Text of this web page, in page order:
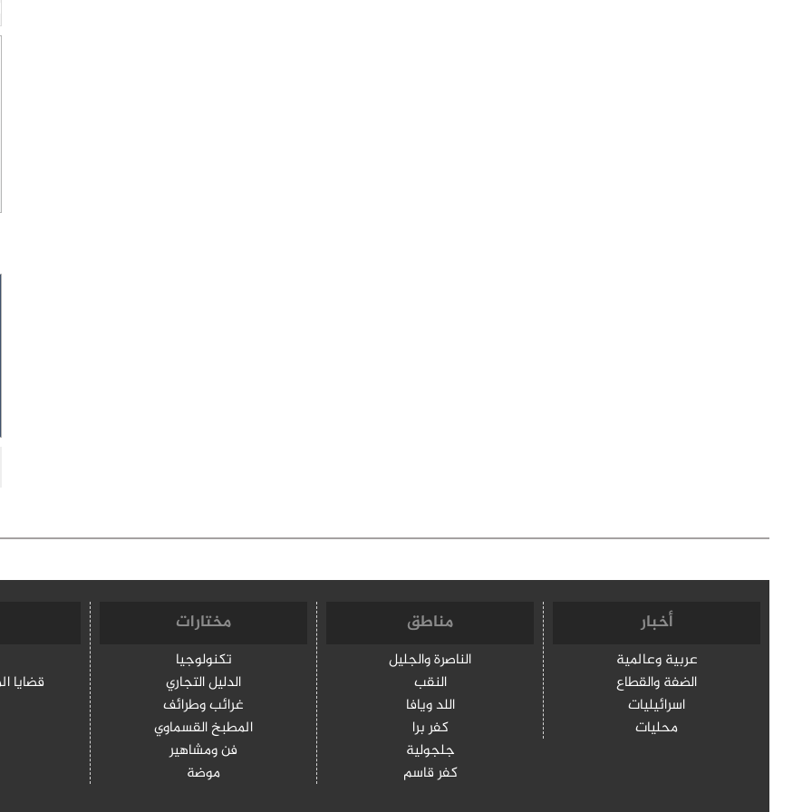
أخبار
عربية وعالمية
الضفة والقطاع
اسرائيليات
محليات
مناطق
الناصرة والجليل
النقب
اللد ويافا
كفر برا
جلجولية
كفر قاسم
مختارات
تكنولوجيا
الدليل التجاري
غرائب وطرائف
المطبخ القسماوي
فن ومشاهير
موضة
قضايا